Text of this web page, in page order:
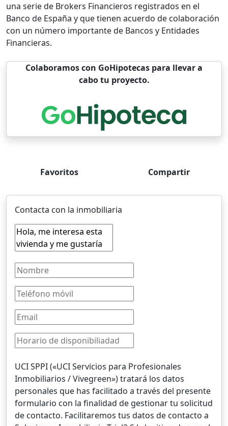
una serie de Brokers Financieros registrados en el
Banco de España y que tienen acuerdo de colaboración
con un número importante de Bancos y Entidades
Financieras.
Colaboramos con GoHipotecas para llevar a
cabo tu proyecto.
Favoritos Compartir
Contacta con la inmobiliaria
UCI SPPI («UCI Servicios para Profesionales
Inmobiliarios / Vivegreen») tratará los datos
personales que has facilitado a través del presente
formulario con la finalidad de gestionar tu solicitud
de contacto. Facilitaremos tus datos de contacto a